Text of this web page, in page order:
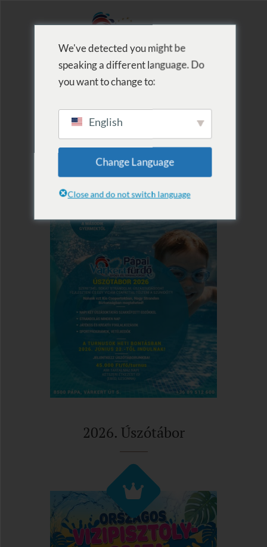
2026. Úszótábor
We've detected you might be
speaking a different language. Do
you want to change to:
English
Change Language
Close and do not switch language